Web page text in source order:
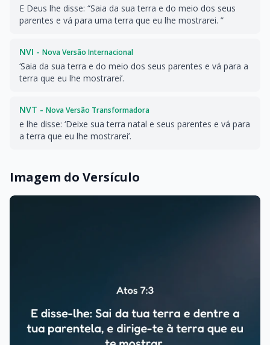
E Deus lhe disse: “Saia da sua terra e do meio dos seus
parentes e vá para uma terra que eu lhe mostrarei. ”
NVI - Nova Versão Internacional
‘Saia da sua terra e do meio dos seus parentes e vá para a
terra que eu lhe mostrarei’.
NVT - Nova Versão Transformadora
e lhe disse: ‘Deixe sua terra natal e seus parentes e vá para
a terra que eu lhe mostrarei’.
Imagem do Versículo